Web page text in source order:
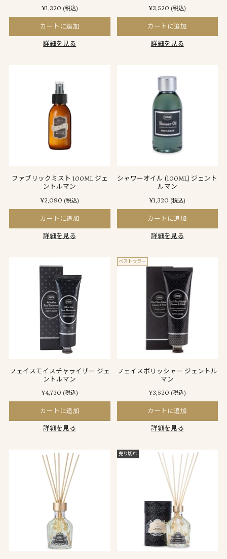
¥1,320 (税込)
カートに追加
詳細を見る
¥3,520 (税込)
カートに追加
詳細を見る
ファブリックミスト 100ML ジェ
ントルマン
¥2,090 (税込)
カートに追加
詳細を見る
シャワーオイル (100ML) ジェント
ルマン
¥1,320 (税込)
カートに追加
詳細を見る
フェイスモイスチャライザー ジェ
ントルマン
¥4,730 (税込)
カートに追加
詳細を見る
ベストセラー
フェイスポリッシャー ジェントル
マン
¥3,520 (税込)
カートに追加
詳細を見る
売り切れ